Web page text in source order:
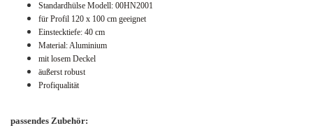
Standardhülse Modell: 00HN2001
für Profil 120 x 100 cm geeignet
Einstecktiefe: 40 cm
Material: Aluminium
mit losem Deckel
äußerst robust
Profiqualität
passendes Zubehör: